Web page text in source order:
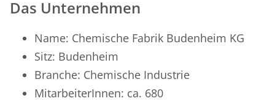
Das Unternehmen
Name: Chemische Fabrik Budenheim KG
Sitz: Budenheim
Branche: Chemische Industrie
MitarbeiterInnen: ca. 680